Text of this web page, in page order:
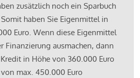
zusätzlich noch ein Sparbuch
haben Sie Eigenmittel in
Euro. Wenn diese Eigenmittel
Finanzierung ausmachen, dann
in Höhe von 360.000 Euro
max. 450.000 Euro